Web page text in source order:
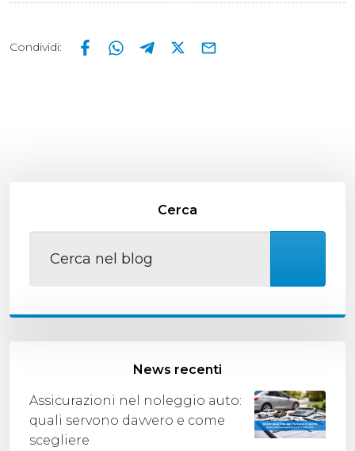
Condividi:
Cerca
News recenti
Assicurazioni nel noleggio auto:
quali servono davvero e come
scegliere